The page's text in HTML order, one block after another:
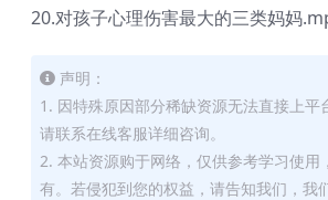
20.对孩子心理伤害最大的三类妈妈
声明：
1. 因特殊原因部分稀缺资源无法直接上平
请联系在线客服详细咨询。
2. 本站资源购于网络，仅供参考学习使用
有。若侵犯到您的权益，请告知我们，我